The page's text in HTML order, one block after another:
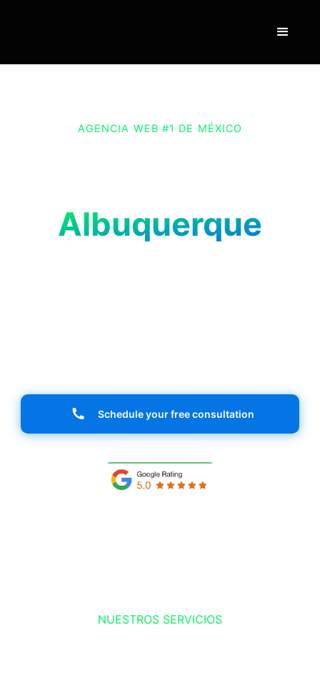
AGENCIA WEB #1 DE MÉXICO
Albuquerque
Schedule your free consultation
NUESTROS SERVICIOS